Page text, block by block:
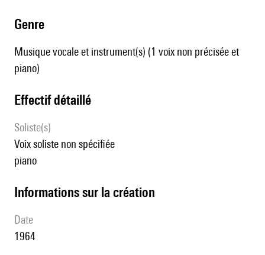
genre
Musique vocale et instrument(s) (1 voix non précisée et
piano)
effectif détaillé
Soliste(s)
voix soliste non spécifiée
piano
informations sur la création
date
1964